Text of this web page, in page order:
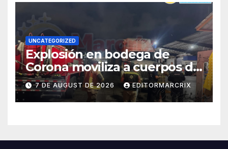
UNCATEGORIZED
Explosión en bodega de
Corona moviliza a cuerpos de
emergencia en Cancún
7 DE AUGUST DE 2026 EDITORMARCRIX